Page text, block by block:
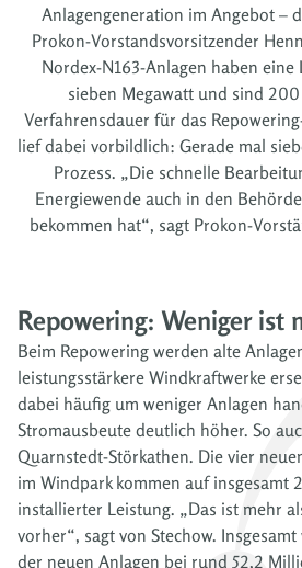
Anlagengeneration im Angebot –
Prokon-Vorstandsvorsitzender
Nordex-N163-Anlagen haben eine
sieben Megawatt und sind
Verfahrensdauer für das
lief dabei vorbildlich: Gerade mal
Prozess. „Die schnelle
Energiewende auch in den
bekommen hat“, sagt Prokon-
Repowering: Weniger ist
Beim Repowering werden alte
leistungsstärkere Windkraftwerke
dabei häufig um weniger Anlagen
Stromausbeute deutlich höher. So
Quarnstedt-Störkathen. Die vier
im Windpark kommen auf insgesamt
installierter Leistung. „Das ist mehr
vorher“, sagt von Stechow.
der neuen Anlagen bei rund 52,2